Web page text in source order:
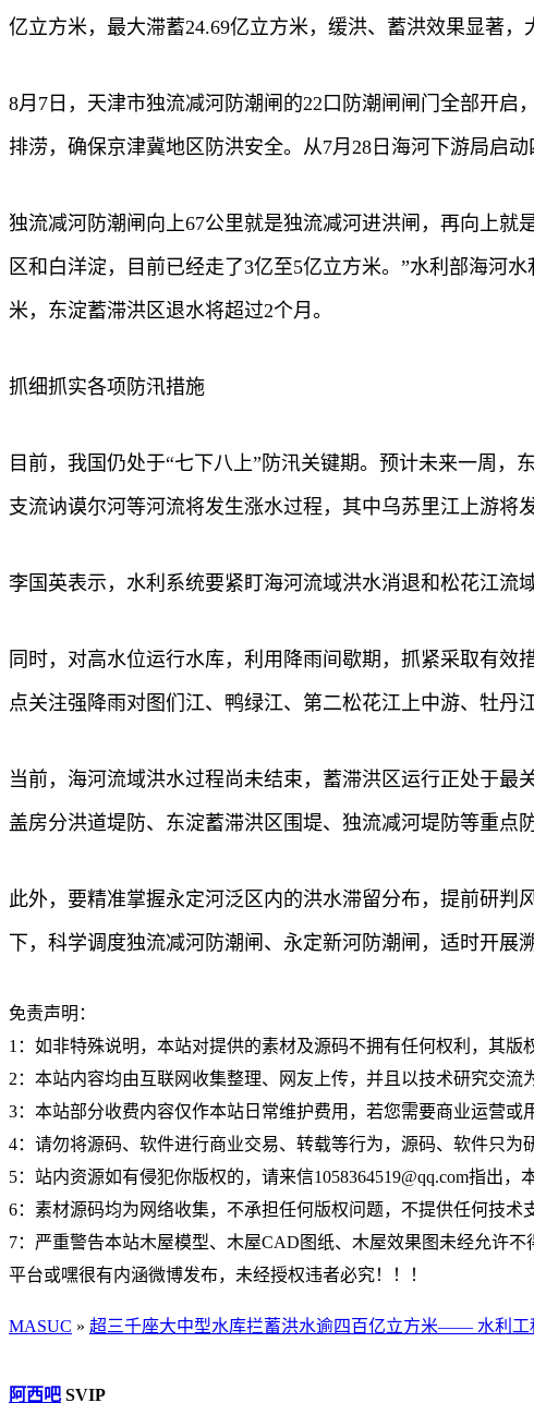
亿立方米，最大滞蓄24.69亿立方米，缓洪、蓄洪效果显著，
8月7日，天津市独流减河防潮闸的22口防潮闸闸门全部开
排涝，确保京津冀地区防洪安全。从7月28日海河下游局启
独流减河防潮闸向上67公里就是独流减河进洪闸，再向上
区和白洋淀，目前已经走了3亿至5亿立方米。”水利部海河
米，东淀蓄滞洪区退水将超过2个月。
抓细抓实各项防汛措施
目前，我国仍处于“七下八上”防汛关键期。预计未来一周
支流讷谟尔河等河流将发生涨水过程，其中乌苏里江上游将
李国英表示，水利系统要紧盯海河流域洪水消退和松花江流
同时，对高水位运行水库，利用降雨间歇期，抓紧采取有
点关注强降雨对图们江、鸭绿江、第二松花江上中游、牡丹
当前，海河流域洪水过程尚未结束，蓄滞洪区运行正处于
盖房分洪道堤防、东淀蓄滞洪区围堤、独流减河堤防等重点
此外，要精准掌握永定河泛区内的洪水滞留分布，提前研
下，科学调度独流减河防潮闸、永定新河防潮闸，适时开展
免责声明：
1：如非特殊说明，本站对提供的素材及源码不拥有任何权利，其版
2：本站内容均由互联网收集整理、网友上传，并且以技术研究交
3：本站部分收费内容仅作本站日常维护费用，若您需要商业运营或
4：请勿将源码、软件进行商业交易、转载等行为，源码、软件只为
5：站内资源如有侵犯你版权的，请来信1058364519@qq.com指出，
6：素材源码均为网络收集，不承担任何版权问题，不提供任何技术
7：严重警告本站木屋模型、木屋CAD图纸、木屋效果图未经允许
平台或嘿很有内涵微博发布，未经授权违者必究！！！
MASUC » 超三千座大中型水库拦蓄洪水逾四百亿立方米—— 水利工
阿西吧 SVIP